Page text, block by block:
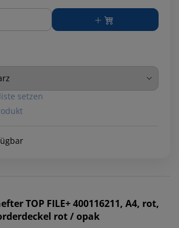
setzen
TOP FILE+ 400116211, A4, rot,
rot / opak